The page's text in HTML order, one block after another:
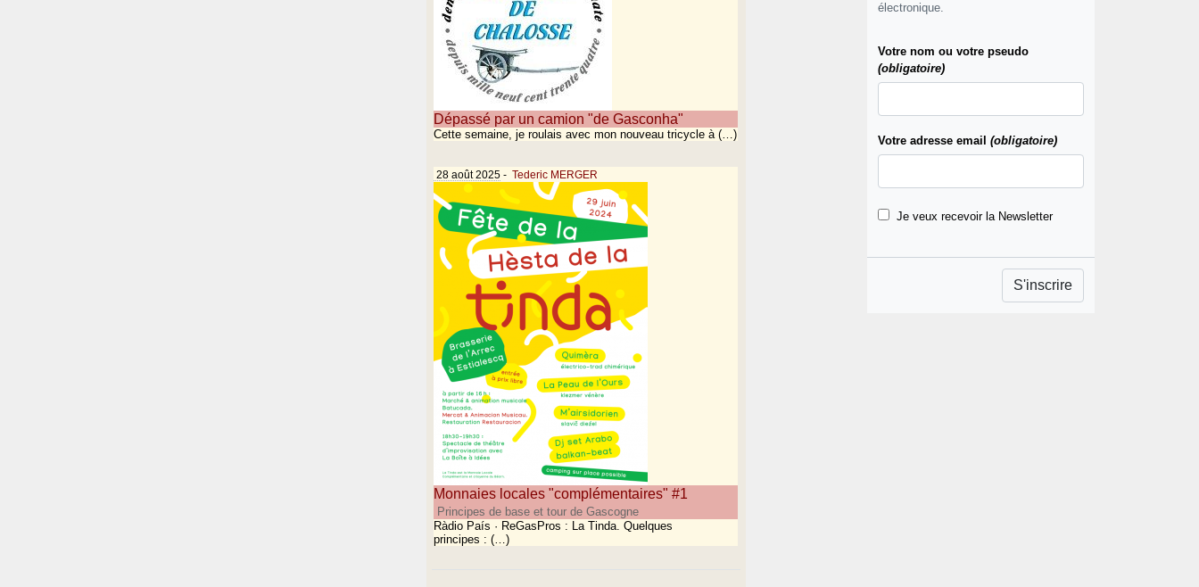
Dépassé par un camion "de Gasconha"
Cette semaine, je roulais avec mon nouveau tricycle à (…)
28 août 2025 - Tederic MERGER
Monnaies locales "complémentaires" #1
Principes de base et tour de Gascogne
Ràdio País · ReGasPros : La Tinda. Quelques
principes : (…)
électronique.
Votre nom ou votre pseudo
(obligatoire)
Votre adresse email (obligatoire)
Je veux recevoir la Newsletter